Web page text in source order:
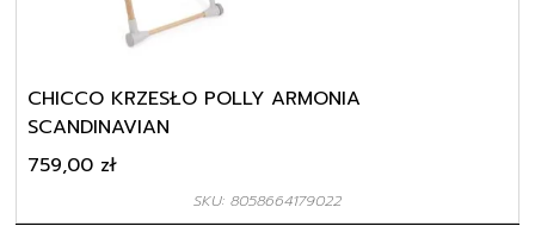
CHICCO KRZESŁO POLLY ARMONIA
SCANDINAVIAN
SKU: 8058664179022
759,00 zł